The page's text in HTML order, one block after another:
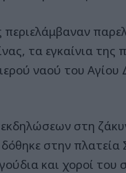
τα εγκαίνια
ναού του Αγίου
στη
στην
και χοροί